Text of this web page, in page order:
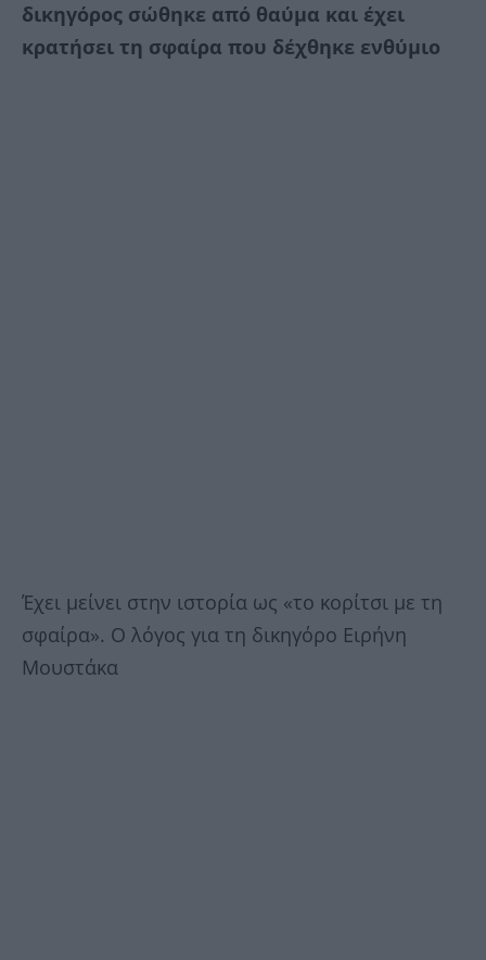
δικηγόρος σώθηκε από θαύμα και έχει
κρατήσει τη σφαίρα που δέχθηκε ενθύμιο
Έχει μείνει στην ιστορία ως «το κορίτσι με τη
σφαίρα». Ο λόγος για τη δικηγόρο Ειρήνη
Μουστάκα